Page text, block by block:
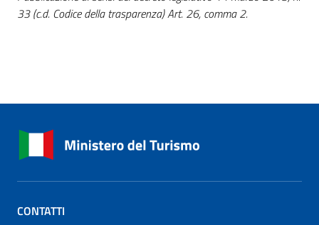
33 (c.d. Codice della trasparenza) Art. 26, comma 2.
CONTATTI